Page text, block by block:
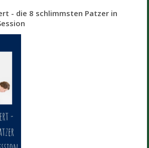
- die 8 schlimmsten Patzer in